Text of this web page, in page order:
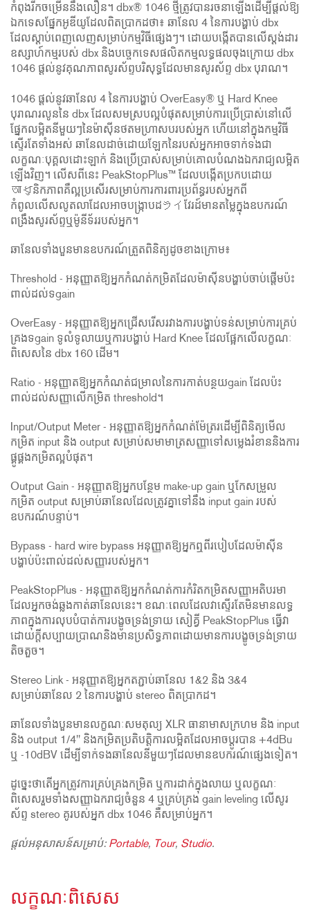
កំពុងរីកចម្រើននឹងលឿន។ dbx® 1046 ថ្មីត្រូវបានរចនាឡើងដើម្បីផ្តល់ឱ្យ
ឯកទេសផ្នែកអូឌីយូដែលពិតប្រាកដថា៖ ឆានែល 4 នៃការបង្ហាប់ dbx
ដែលស្តាប់ពេញលេញសម្រាប់កម្មវិធីផ្សេងៗ។ ដោយបង្កើតបានលើស្ដង់ដារ
ឧស្សាហ៍កម្មរបស់ dbx និងបច្ចេកទេសផលិតកម្មលទ្ធផលចុងក្រោយ dbx
1046 ផ្តល់នូវគុណភាពសូរស័ព្ទបរិសុទ្ធដែលមានសូរស័ព្ទ dbx បុរាណ។
1046 ផ្តល់នូវឆានែល 4 នៃការបង្ហាប់ OverEasy® ឬ Hard Knee
បុរាណរលូននៃ dbx ដែលសមស្របល្អបំផុតសម្រាប់ការប្រើប្រាស់នៅលើ
ផ្នែកលម្អិតនីមួយៗនៃម៉ាស៊ីនថតមហា្រសបរបស់អ្នក ហើយនៅក្នុងកម្មវិធី
ស្ទើរតែទាំងអស់ ឆានែលដាច់ដោយឡែកនៃរបស់អ្នកអាចទាក់ទងជា
លក្ខណៈបុគ្គលដោះឡាក់ និងប្រើប្រាស់សម្រាប់គោលបំណងឯករាជ្យលម្អិត
ឡើងវិញ។ លើសពីនេះ PeakStopPlus™ ដែលបង្កើតប្រកបដោយ
আধુនិកភាពគឺល្អប្រសើរសម្រាប់ការការពារប្រព័ន្ធរបស់អ្នកពី
កំពូលលើសលូតលាដែលអាចបង្ក្រាបដライវែរដ៍មានតម្លៃក្នុងឧបករណ៍
ពង្រឹងសូរស័ព្ទឬម៉ូនីទ័ររបស់អ្នក។
ឆានែលទាំងបួនមានឧបករណ៍ត្រួតពិនិត្យដូចខាងក្រោម៖
Threshold - អនុញ្ញាតឱ្យអ្នកកំណត់កម្រិតដែលម៉ាស៊ីនបង្ហាប់ចាប់ផ្តើមប៉ះ
ពាល់ដល់ទgain
OverEasy - អនុញ្ញាតឱ្យអ្នកជ្រើសរើសរវាងការបង្ហាប់ទន់សម្រាប់ការគ្រប់
គ្រងទgain ទូលំទូលាយឬការបង្ហាប់ Hard Knee ដែលផ្អែកលើលក្ខណៈ
ពិសេសនៃ dbx 160 ដើម។
Ratio - អនុញ្ញាតឱ្យអ្នកកំណត់ជម្រាលនៃការកាត់បន្ថយgain ដែលប៉ះ
ពាល់ដល់សញ្ញាលើកម្រិត threshold។
Input/Output Meter - អនុញ្ញាតឱ្យអ្នកកំណត់ម៉ែត្ររដើម្បីពិនិត្យមើល
កម្រិត input និង output សម្រាប់សមាមាត្រសញ្ញាទៅសម្លេងរំខាននិងការ
ផ្គូផ្គងកម្រិតល្អបំផុត។
Output Gain - អនុញ្ញាតឱ្យអ្នកបន្ថែម make-up gain ឬកែសម្រួល
កម្រិត output សម្រាប់ឆានែលដែលត្រូវគ្នាទៅនឹង input gain របស់
ឧបករណ៍បន្ទាប់។
Bypass - hard wire bypass អនុញ្ញាតឱ្យអ្នកឮពីរបៀបដែលម៉ាស៊ីន
បង្ហាប់ប៉ះពាល់ដល់សញ្ញារបស់អ្នក។
PeakStopPlus - អនុញ្ញាតឱ្យអ្នកកំណត់ការកំរិតកម្រិតសញ្ញាអតិបរមា
ដែលអ្នកចង់ឆ្លងកាត់ឆានែលនេះ។ ខណៈពេលដែលវាស្ទើរតែមិនមានលទ្ធ
ភាពក្នុងការលុបបំបាត់ការបង្ខូចទ្រង់ទ្រាយ សៀគ្វី PeakStopPlus ធ្វើវា
ដោយក្តីសប្បាយប្រាណនិងមានប្រសិទ្ធភាពដោយមានការបង្ខូចទ្រង់ទ្រាយ
តិចតួច។
Stereo Link - អនុញ្ញាតឱ្យអ្នកតភ្ជាប់ឆានែល 1&2 និង 3&4
សម្រាប់ឆានែល 2 នៃការបង្ហាប់ stereo ពិតប្រាកដ។
ឆានែលទាំងបួនមានលក្ខណៈសមតុល្យ XLR ធានាមាសក្រហម និង input
និង output 1/4" និងកម្រិតប្រតិបត្តិការលម្អិតដែលអាចប្តូរបាន +4dBu
ឬ -10dBV ដើម្បីទាក់ទងឆានែលនីមួយៗដែលមានឧបករណ៍ផ្សេងទៀត។
ដូច្នេះថាតើអ្នកត្រូវការគ្រប់គ្រងកម្រិត ឬការដាក់ក្នុងលាយ ឬលក្ខណៈ
ពិសេសរួមទាំងសញ្ញាឯករាជ្យចំនួន 4 ឬគ្រប់គ្រង gain leveling លើសូរ
ស័ព្ទ stereo គូរបស់អ្នក dbx 1046 គឺសម្រាប់អ្នក។
ផ្តល់អនុសាសន៍សម្រាប់: Portable, Tour, Studio.
លក្ខណៈពិសេស